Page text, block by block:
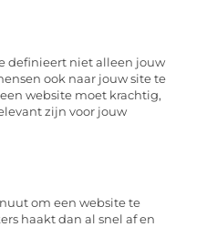
definieert niet alleen jouw
ook naar jouw site te
website moet krachtig,
zijn voor jouw
om een website te
haakt dan al snel af en